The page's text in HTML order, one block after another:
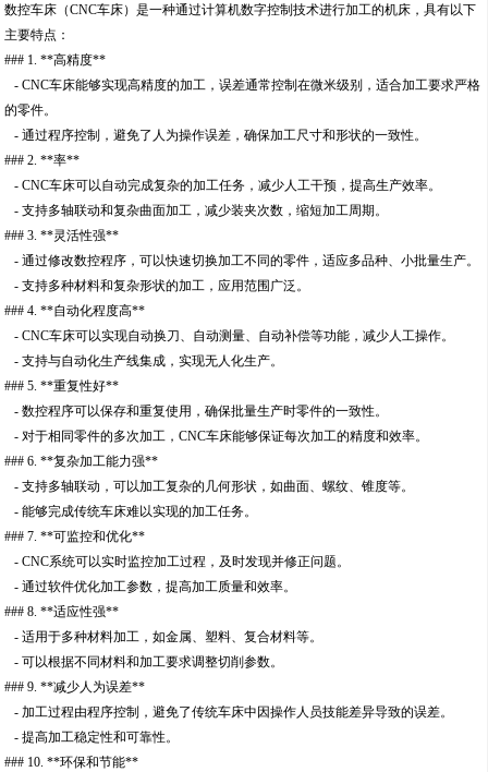
数控车床（CNC车床）是一种通过计算机数字控制技术进行加工的机床，具有以下
主要特点：
### 1. **高精度**
- CNC车床能够实现高精度的加工，误差通常控制在微米级别，适合加工要求严格
的零件。
- 通过程序控制，避免了人为操作误差，确保加工尺寸和形状的一致性。
### 2. **率**
- CNC车床可以自动完成复杂的加工任务，减少人工干预，提高生产效率。
- 支持多轴联动和复杂曲面加工，减少装夹次数，缩短加工周期。
### 3. **灵活性强**
- 通过修改数控程序，可以快速切换加工不同的零件，适应多品种、小批量生产。
- 支持多种材料和复杂形状的加工，应用范围广泛。
### 4. **自动化程度高**
- CNC车床可以实现自动换刀、自动测量、自动补偿等功能，减少人工操作。
- 支持与自动化生产线集成，实现无人化生产。
### 5. **重复性好**
- 数控程序可以保存和重复使用，确保批量生产时零件的一致性。
- 对于相同零件的多次加工，CNC车床能够保证每次加工的精度和效率。
### 6. **复杂加工能力强**
- 支持多轴联动，可以加工复杂的几何形状，如曲面、螺纹、锥度等。
- 能够完成传统车床难以实现的加工任务。
### 7. **可监控和优化**
- CNC系统可以实时监控加工过程，及时发现并修正问题。
- 通过软件优化加工参数，提高加工质量和效率。
### 8. **适应性强**
- 适用于多种材料加工，如金属、塑料、复合材料等。
- 可以根据不同材料和加工要求调整切削参数。
### 9. **减少人为误差**
- 加工过程由程序控制，避免了传统车床中因操作人员技能差异导致的误差。
- 提高加工稳定性和可靠性。
### 10. **环保和节能**